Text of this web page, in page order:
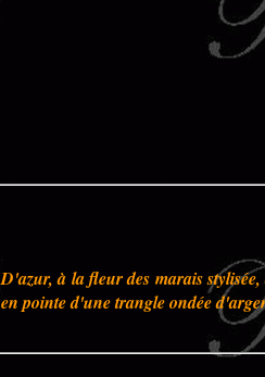
D'azur, à la fleur des marais
en pointe d'une trangle ondée